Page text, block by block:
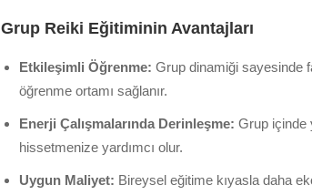
Grup Reiki Eğitiminin Avantajları
Etkileşimli Öğrenme: Grup dinamiği sayesinde
öğrenme ortamı sağlanır.
Enerji Çalışmalarında Derinleşme: Grup içinde
hissetmenize yardımcı olur.
Uygun Maliyet: Bireysel eğitime kıyasla daha